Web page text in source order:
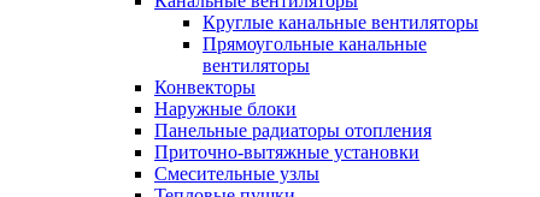
Круглые канальные вентиляторы
Прямоугольные канальные
вентиляторы
Конвекторы
Наружные блоки
Панельные радиаторы отопления
Приточно-вытяжные установки
Смесительные узлы